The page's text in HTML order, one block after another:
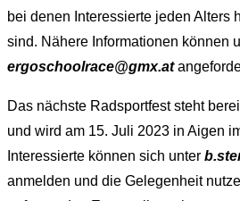
bei denen Interessierte jeden Alters
sind. Nähere Informationen können
ergoschoolrace@gmx.at
Das nächste Radsportfest steht
und wird am 15. Juli 2023 in Aigen
Interessierte können sich unter
anmelden und die Gelegenheit